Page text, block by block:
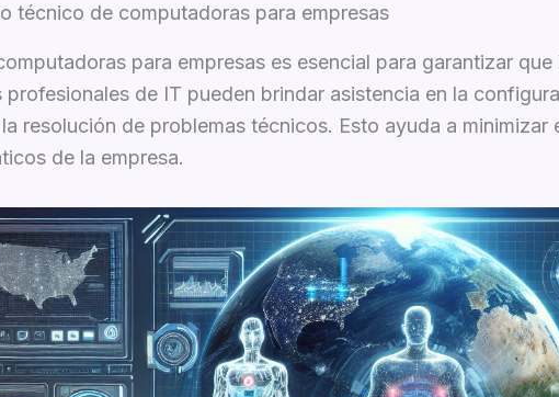
técnico de computadoras para empresas
para empresas es esencial para garantizar
de IT pueden brindar asistencia en la
resolución de problemas técnicos. Esto ayuda a
de la empresa.